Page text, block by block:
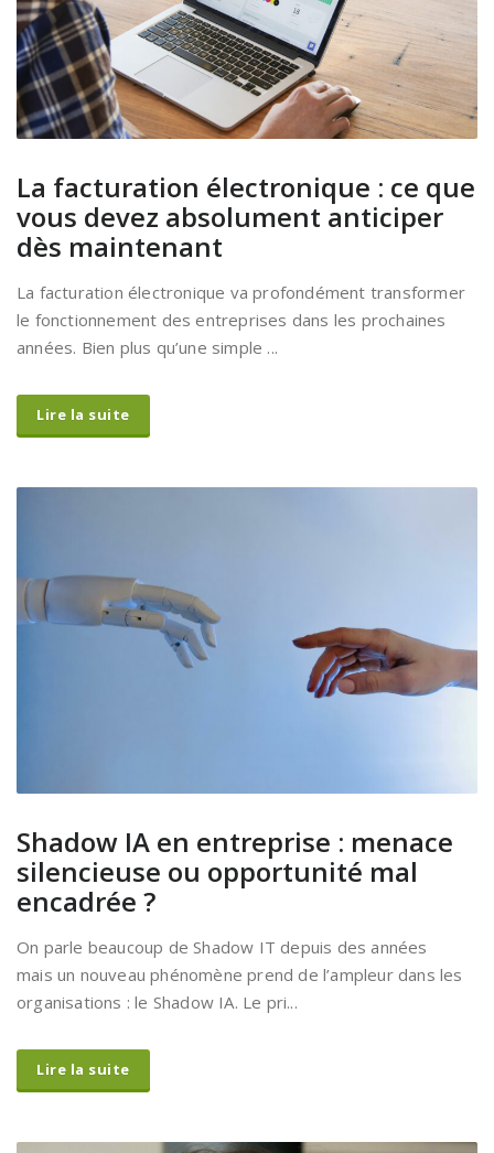
La facturation électronique : ce que
vous devez absolument anticiper
La facturation électronique va profondément transformer
le fonctionnement des entreprises dans les prochaines
Lire la suite
Shadow IA en entreprise : menace
silencieuse ou opportunité mal
On parle beaucoup de Shadow IT depuis des années
mais un nouveau phénomène prend de l’ampleur dans les
Lire la suite